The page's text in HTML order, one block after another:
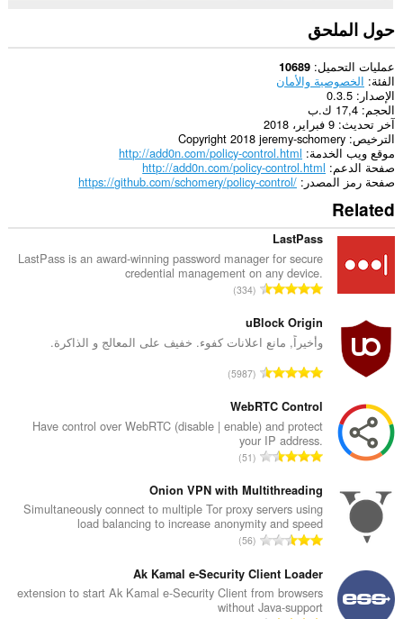
حول الملحق
عمليات التحميل 10689
الفئة الخصوصية والأمان
الإصدار
0.3.5
الحجم 17,4 ك.ب
آخر تحديث 9 فبراير، 2018
الترخيص Copyright 2018 jeremy-schomery
موقع ويب الخدمة http://add0n.com/policy-control.html
صفحة الدعم http://add0n.com/policy-control.html
صفحة رمز المصدر
https://github.com/schomery/policy-control/
Related
LastPass
LastPass is an award-winning password manager for secure
credential management on any device.
ا
ع
د
ا
إ
ج
م
ل
ي
ل
ل
ق
ي
ي
334
uBlock Origin
وأخيراً, مانع اعلانات كفوء. خفيف على المعالج و الذاكرة.
ا
ع
د
د
ا
إ
ج
م
ل
ي
ل
5987
WebRTC Control
Have control over WebRTC (disable | enable) and protect
your IP address.
ا
ع
د
د
ا
إ
ج
51
Onion VPN with Multithreading
Simultaneously connect to multiple Tor proxy servers using
load balancing to increase anonymity and speed
ا
ع
د
د
56
Ak Kamal e-Security Client Loader
extension to start Ak Kamal e-Security Client from browsers
without Java-support